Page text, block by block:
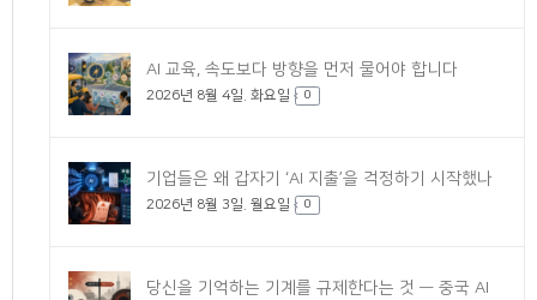
AI 교육, 속도보다 방향을 먼저 물어야 합니다
2026년 8월 4일. 화요일 0
기업들은 왜 갑자기 ‘AI 지출’을 걱정하기 시작했나
2026년 8월 3일. 월요일 0
당신을 기억하는 기계를 규제한다는 것 — 중국 AI